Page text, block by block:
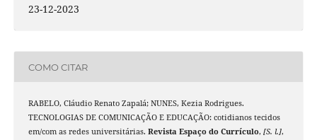
23-12-2023
COMO CITAR
RABELO, Cláudio Renato Zapalá; NUNES, Kezia Rodrigues.
TECNOLOGIAS DE COMUNICAÇÃO E EDUCAÇÃO: cotidianos tecidos
em/com as redes universitárias. Revista Espaço do Currículo, [S. l.],